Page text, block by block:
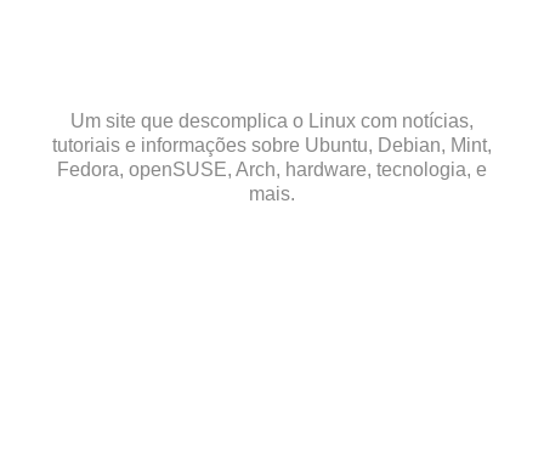
Um site que descomplica o Linux com notícias,
tutoriais e informações sobre Ubuntu, Debian, Mint,
Fedora, openSUSE, Arch, hardware, tecnologia, e
mais.